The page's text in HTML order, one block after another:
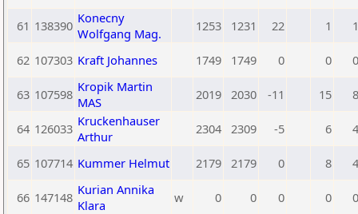
61 138390 Konecny
Wolfgang Mag.
1253 1231 22 1 1
62 107303 Kraft Johannes 1749 1749 0 0 0
63 107598 Kropik Martin
MAS
2019 2030 -11 15 8
64 126033 Kruckenhauser
Arthur
2304 2309 -5 6 4
65 107714 Kummer Helmut 2179 2179 0 8 4
66 147148 Kurian Annika
Klara
w 0 0 0 0 0